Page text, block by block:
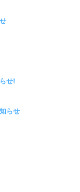
せ!
らせ